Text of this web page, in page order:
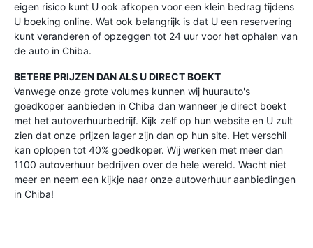
eigen risico kunt U ook afkopen voor een klein bedrag tijdens
U boeking online. Wat ook belangrijk is dat U een reservering
kunt veranderen of opzeggen tot 24 uur voor het ophalen van
de auto in Chiba.
BETERE PRIJZEN DAN ALS U DIRECT BOEKT
Vanwege onze grote volumes kunnen wij huurauto's
goedkoper aanbieden in Chiba dan wanneer je direct boekt
met het autoverhuurbedrijf. Kijk zelf op hun website en U zult
zien dat onze prijzen lager zijn dan op hun site. Het verschil
kan oplopen tot 40% goedkoper. Wij werken met meer dan
1100 autoverhuur bedrijven over de hele wereld. Wacht niet
meer en neem een kijkje naar onze autoverhuur aanbiedingen
in Chiba!